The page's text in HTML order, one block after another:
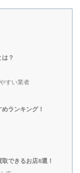
？
すい業者
ランキング！
できるお店8選！